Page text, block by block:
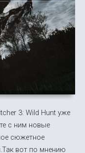
3: Wild Hunt уже
с ним новые
сюжетное
вот по мнению